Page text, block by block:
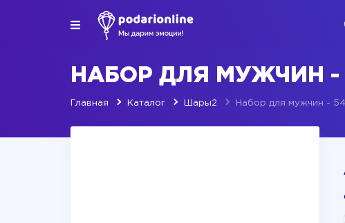
НАБОР ДЛЯ МУЖЧИН -
Главная Каталог Шары2 Набор для мужчин - 54